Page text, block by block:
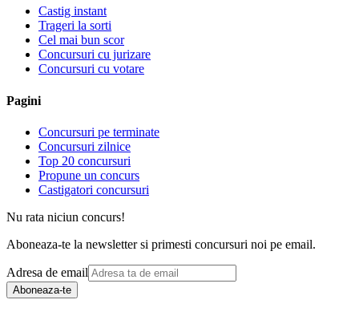
Castig instant
Trageri la sorti
Cel mai bun scor
Concursuri cu jurizare
Concursuri cu votare
Pagini
Concursuri pe terminate
Concursuri zilnice
Top 20 concursuri
Propune un concurs
Castigatori concursuri
Nu rata niciun concurs!
Aboneaza-te la newsletter si primesti concursuri noi pe email.
Adresa de email
Aboneaza-te